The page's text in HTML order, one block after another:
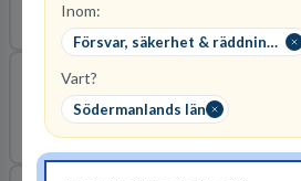
Inom:
Försvar, säkerhet & räddningstjänst
Vart?
Södermanlands län
Fortifikationsverket
Gruppchef IT-säkerhet -
Fortifikationsverket Södermanlands län